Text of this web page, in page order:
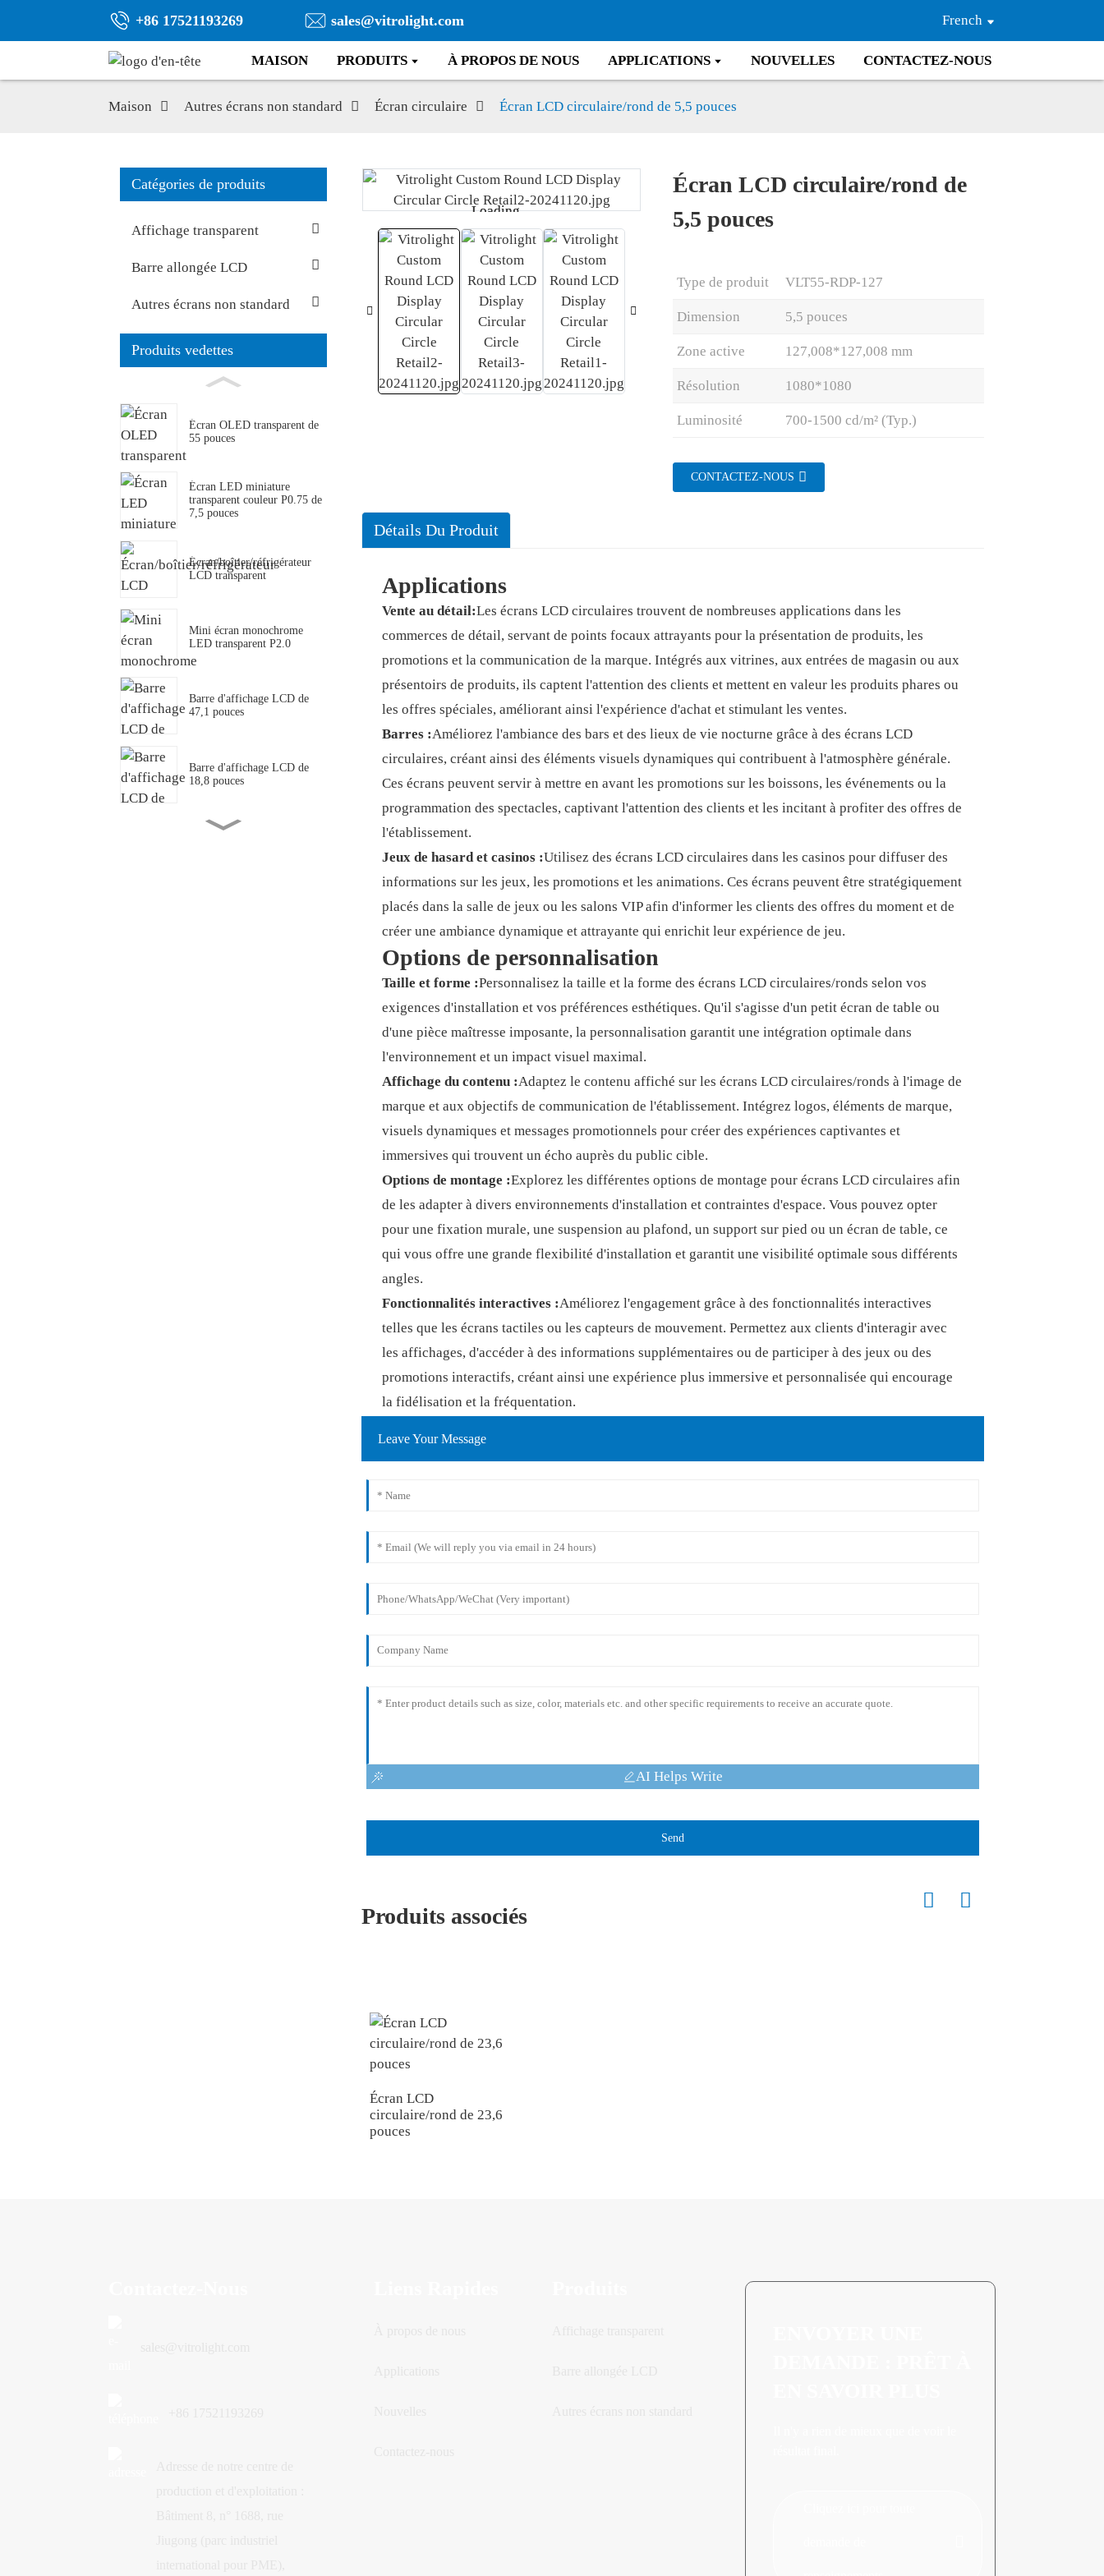
+86 17521193269 sales@vitrolight.com French
MAISON PRODUITS À PROPOS DE NOUS APPLICATIONS NOUVELLES CONTACTEZ-NOUS
Maison Autres écrans non standard Écran circulaire Écran LCD circulaire/rond de 5,5 pouces
Catégories de produits
Affichage transparent
Barre allongée LCD
Autres écrans non standard
Produits vedettes
Écran OLED transparent de
55 pouces
Écran LED miniature
transparent couleur P0.75 de
7,5 pouces
Écran/boîtier/réfrigérateur
LCD transparent
Mini écran monochrome
LED transparent P2.0
Barre d'affichage LCD de
47,1 pouces
Barre d'affichage LCD de
18,8 pouces
Loading...
Loading...
Écran LCD circulaire/rond de
5,5 pouces
Type de produit VLT55-RDP-127
Dimension 5,5 pouces
Zone active 127,008*127,008 mm
Résolution 1080*1080
Luminosité 700-1500 cd/m² (Typ.)
CONTACTEZ-NOUS
Détails Du Produit
Applications
Vente au détail:Les écrans LCD circulaires trouvent de nombreuses applications dans les
commerces de détail, servant de points focaux attrayants pour la présentation de produits, les
promotions et la communication de la marque. Intégrés aux vitrines, aux entrées de magasin ou aux
présentoirs de produits, ils captent l'attention des clients et mettent en valeur les produits phares ou
les offres spéciales, améliorant ainsi l'expérience d'achat et stimulant les ventes.
Barres :Améliorez l'ambiance des bars et des lieux de vie nocturne grâce à des écrans LCD
circulaires, créant ainsi des éléments visuels dynamiques qui contribuent à l'atmosphère générale.
Ces écrans peuvent servir à mettre en avant les promotions sur les boissons, les événements ou la
programmation des spectacles, captivant l'attention des clients et les incitant à profiter des offres de
l'établissement.
Jeux de hasard et casinos :Utilisez des écrans LCD circulaires dans les casinos pour diffuser des
informations sur les jeux, les promotions et les animations. Ces écrans peuvent être stratégiquement
placés dans la salle de jeux ou les salons VIP afin d'informer les clients des offres du moment et de
créer une ambiance dynamique et attrayante qui enrichit leur expérience de jeu.
Options de personnalisation
Taille et forme :Personnalisez la taille et la forme des écrans LCD circulaires/ronds selon vos
exigences d'installation et vos préférences esthétiques. Qu'il s'agisse d'un petit écran de table ou
d'une pièce maîtresse imposante, la personnalisation garantit une intégration optimale dans
l'environnement et un impact visuel maximal.
Affichage du contenu :Adaptez le contenu affiché sur les écrans LCD circulaires/ronds à l'image de
marque et aux objectifs de communication de l'établissement. Intégrez logos, éléments de marque,
visuels dynamiques et messages promotionnels pour créer des expériences captivantes et
immersives qui trouvent un écho auprès du public cible.
Options de montage :Explorez les différentes options de montage pour écrans LCD circulaires afin
de les adapter à divers environnements d'installation et contraintes d'espace. Vous pouvez opter
pour une fixation murale, une suspension au plafond, un support sur pied ou un écran de table, ce
qui vous offre une grande flexibilité d'installation et garantit une visibilité optimale sous différents
angles.
Fonctionnalités interactives :Améliorez l'engagement grâce à des fonctionnalités interactives
telles que les écrans tactiles ou les capteurs de mouvement. Permettez aux clients d'interagir avec
les affichages, d'accéder à des informations supplémentaires ou de participer à des jeux ou des
promotions interactifs, créant ainsi une expérience plus immersive et personnalisée qui encourage
la fidélisation et la fréquentation.
Leave Your Message
AI Helps Write
Send
Produits associés
Écran LCD
circulaire/rond de 23,6
pouces